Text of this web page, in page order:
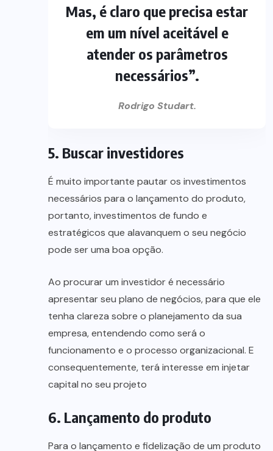
Mas, é claro que precisa estar
em um nível aceitável e
atender os parâmetros
necessários”.
Rodrigo Studart.
5. Buscar investidores
É muito importante pautar os investimentos
necessários para o lançamento do produto,
portanto, investimentos de fundo e
estratégicos que alavanquem o seu negócio
pode ser uma boa opção.
Ao procurar um investidor é necessário
apresentar seu plano de negócios, para que ele
tenha clareza sobre o planejamento da sua
empresa, entendendo como será o
funcionamento e o processo organizacional. E
consequentemente, terá interesse em injetar
capital no seu projeto
6. Lançamento do produto
Para o lançamento e fidelização de um produto